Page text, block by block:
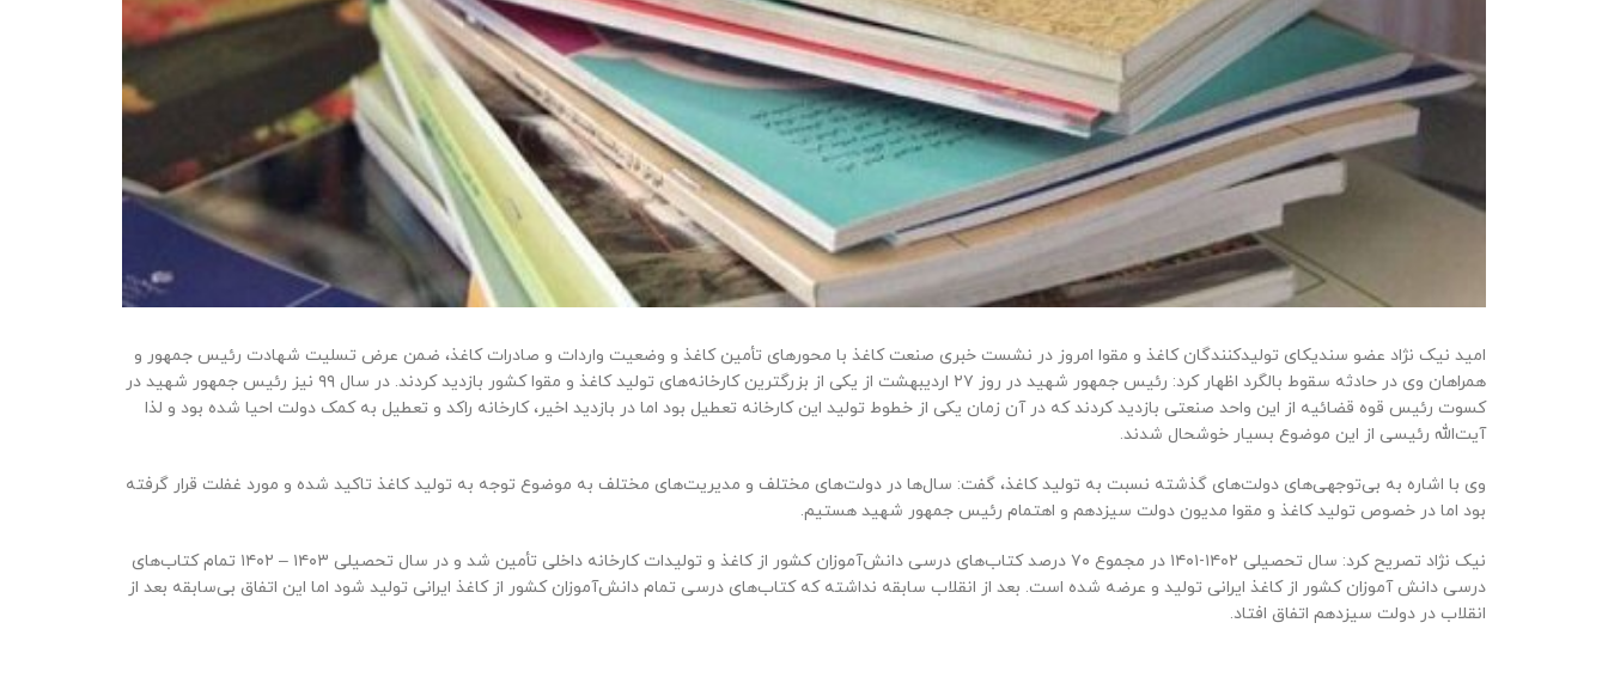
امید نیک نژاد عضو سندیکای تولیدکنندگان کاغذ و مقوا امروز در نشست خبری صنعت کاغذ با محورهای تأمین کاغذ و وضعیت واردات و صادرات کاغذ، ضمن عرض تسلیت شهادت رئیس جمهور و
همراهان وی در حادثه سقوط بالگرد اظهار کرد: رئیس جمهور شهید در روز ۲۷ اردیبهشت از یکی از بزرگترین کارخانه‌های تولید کاغذ و مقوا کشور بازدید کردند. در سال ۹۹ نیز رئیس جمهور شهید در
کسوت رئیس قوه قضائیه از این واحد صنعتی بازدید کردند که در آن زمان یکی از خطوط تولید این کارخانه تعطیل بود اما در بازدید اخیر، کارخانه راکد و تعطیل به کمک دولت احیا شده بود و لذا
آیت‌الله رئیسی از این موضوع بسیار خوشحال شدند.
وی با اشاره به بی‌توجهی‌های دولت‌های گذشته نسبت به تولید کاغذ، گفت: سال‌ها در دولت‌های مختلف و مدیریت‌های مختلف به موضوع توجه به تولید کاغذ تاکید شده و مورد غفلت قرار گرفته
بود اما در خصوص تولید کاغذ و مقوا مدیون دولت سیزدهم و اهتمام رئیس جمهور شهید هستیم.
نیک نژاد تصریح کرد: سال تحصیلی ۱۴۰۲-۱۴۰۱ در مجموع ۷۰ درصد کتاب‌های درسی دانش‌آموزان کشور از کاغذ و تولیدات کارخانه داخلی تأمین شد و در سال تحصیلی ۱۴۰۳ – ۱۴۰۲ تمام کتاب‌های
درسی دانش آموزان کشور از کاغذ ایرانی تولید و عرضه شده است. بعد از انقلاب سابقه نداشته که کتاب‌های درسی تمام دانش‌آموزان کشور از کاغذ ایرانی تولید شود اما این اتفاق بی‌سابقه بعد از
انقلاب در دولت سیزدهم اتفاق افتاد.